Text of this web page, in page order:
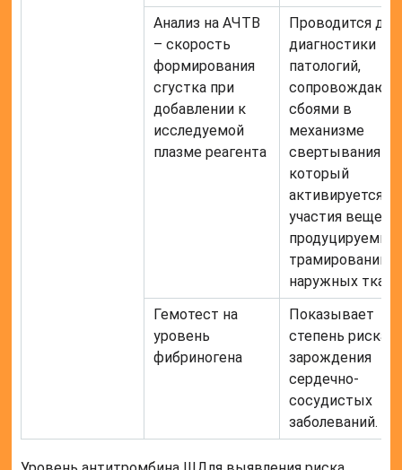
Анализ на АЧТВ
– скорость
формирования
сгустка при
добавлении к
исследуемой
плазме реагента
Проводится для
диагностики
патологий,
сбоями в
механизме
свертывания
который
активируется
участия
продуцируемых
трамировании
наружных
Гемотест на
уровень
фибриногена
Показывает
степень риска
зарождения
сердечно-
сосудистых
заболеваний.